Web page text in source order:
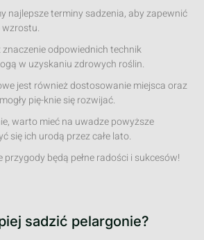
najlepsze terminy sadzenia, aby zapewnić
wzrostu.
odpowiednich technik
w uzyskaniu zdrowych roślin.
jest również dostosowanie miejsca oraz
pię-knie się rozwijać.
warto mieć na uwadze powyższe
się ich urodą przez całe lato.
będą pełne radości i sukcesów!
sadzić pelargonie?